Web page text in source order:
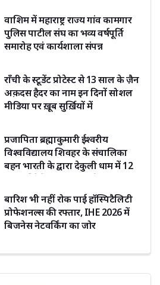
वाशिम में महाराष्ट्र राज्य गांव कामगार
पुलिस पाटील संघ का भव्य वर्षपूर्ति
समारोह एवं कार्यशाला संपन्न
राँची के स्टूडेंट प्रोटेस्ट से 13 साल के ज़ैन
अक़दस हैदर का नाम इन दिनों सोशल
मीडिया पर ख़ूब सुर्ख़ियों में
प्रजापिता ब्रह्माकुमारी ईश्वरीय
विश्वविद्यालय शिवहर के संचालिका
बहन भारती के द्वारा देकुली धाम में 12
बारिश भी नहीं रोक पाई हॉस्पिटैलिटी
प्रोफेशनल्स की रफ्तार, IHE 2026 में
बिजनेस नेटवर्किंग का जोर